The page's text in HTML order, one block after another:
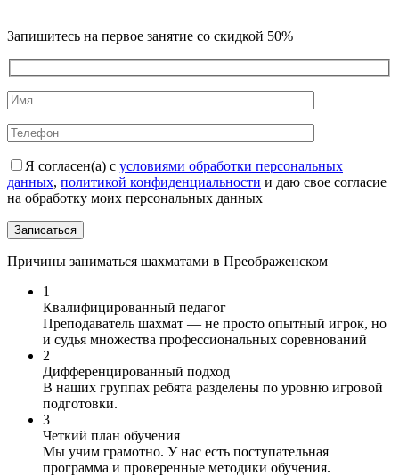
Запишитесь на первое занятие со скидкой 50%
Я согласен(а) с условиями обработки персональных
данных, политикой конфиденциальности и даю свое согласие
на обработку моих персональных данных
Причины заниматься шахматами в Преображенском
1
Квалифицированный педагог
Преподаватель шахмат — не просто опытный игрок, но
и судья множества профессиональных соревнований
2
Дифференцированный подход
В наших группах ребята разделены по уровню игровой
подготовки.
3
Четкий план обучения
Мы учим грамотно. У нас есть поступательная
программа и проверенные методики обучения.